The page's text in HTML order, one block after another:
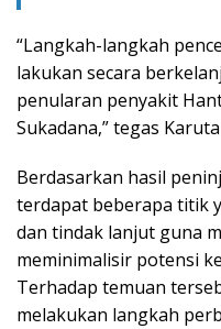
“Langkah-langkah
lakukan secara
penularan penyakit
Sukadana,” tegas
Berdasarkan hasil
terdapat beberapa titik
dan tindak lanjut guna
meminimalisir potensi
Terhadap temuan
melakukan langkah